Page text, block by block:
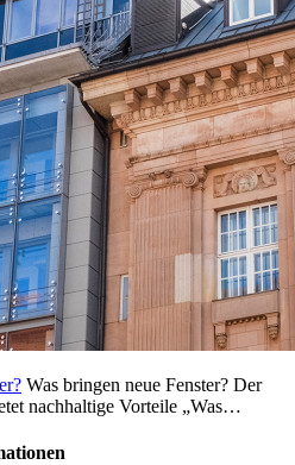
Was bringen neue Fenster? Der
nachhaltige Vorteile „Was…